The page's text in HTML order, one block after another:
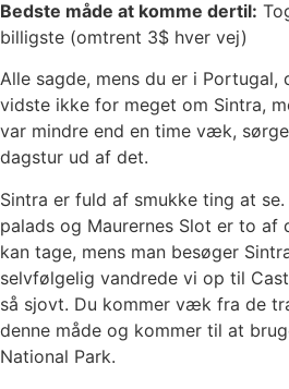
Bedste måde at komme dertil:
billigste (omtrent 3$ hver vej)
Alle sagde, mens du er i Portugal,
vidste ikke for meget om Sintra,
var mindre end en time væk,
dagstur ud af det.
Sintra er fuld af smukke ting at
palads og Maurernes Slot er to af
kan tage, mens man besøger
selvfølgelig vandrede vi op til
så sjovt. Du kommer væk fra de
denne måde og kommer til at
National Park.